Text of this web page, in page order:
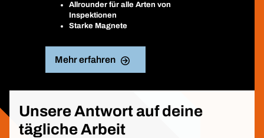
Allrounder für alle Arten von
Inspektionen
Starke Magnete
Mehr erfahren
Unsere Antwort auf deine
tägliche Arbeit